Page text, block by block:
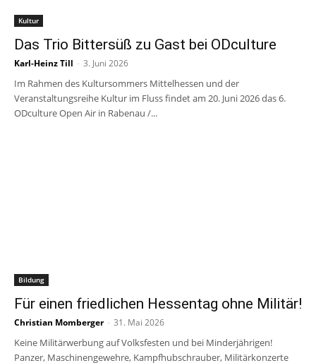
Kultur
Das Trio Bittersüß zu Gast bei ODculture
Karl-Heinz Till - 3. Juni 2026
Im Rahmen des Kultursommers Mittelhessen und der
Veranstaltungsreihe Kultur im Fluss findet am 20. Juni 2026 das 6.
ODculture Open Air in Rabenau /...
Bildung
Für einen friedlichen Hessentag ohne Militär!
Christian Momberger - 31. Mai 2026
Keine Militärwerbung auf Volksfesten und bei Minderjährigen!
Panzer, Maschinengewehre, Kampfhubschrauber, Militärkonzerte